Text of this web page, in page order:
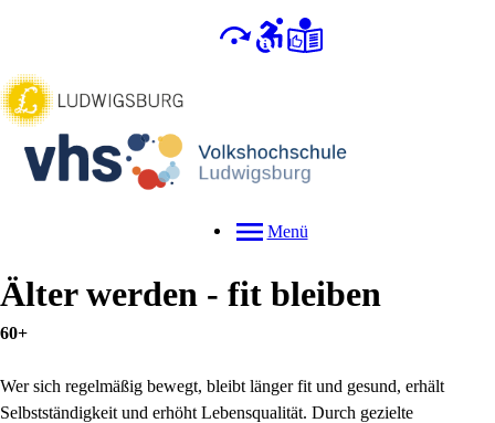
Menü
Älter werden - fit bleiben
60+
Wer sich regelmäßig bewegt, bleibt länger fit und gesund, erhält
Selbstständigkeit und erhöht Lebensqualität. Durch gezielte